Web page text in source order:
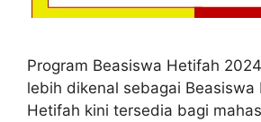
Program Beasiswa Hetifah
lebih dikenal sebagai Beasiswa
Hetifah kini tersedia bagi